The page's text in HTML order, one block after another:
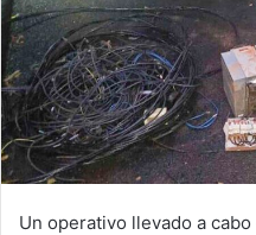
a
i
l
Un operativo llevado a